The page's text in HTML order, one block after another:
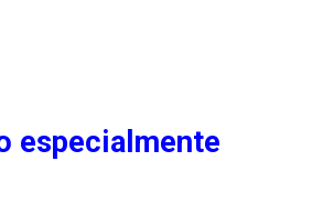
especialmente